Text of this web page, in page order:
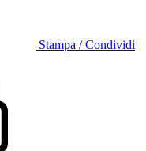
Stampa / Condividi